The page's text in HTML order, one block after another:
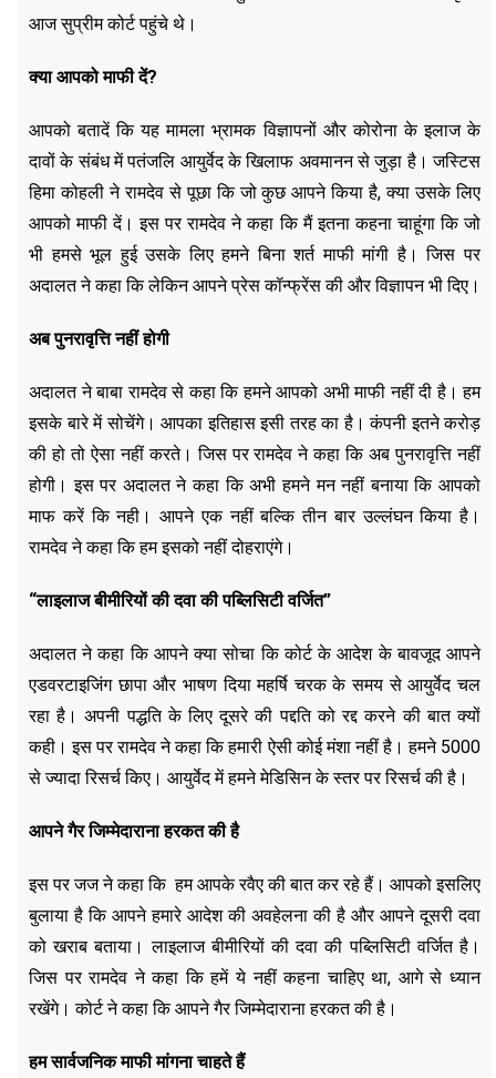
आज सुप्रीम कोर्ट पहुंचे थे।
क्या आपको माफी दें?
आपको बतादें कि यह मामला भ्रामक विज्ञापनों और कोरोना के इलाज के
दावों के संबंध में पतंजलि आयुर्वेद के खिलाफ अवमानन से जुड़ा है। जस्टिस
हिमा कोहली ने रामदेव से पूछा कि जो कुछ आपने किया है, क्या उसके लिए
आपको माफी दें। इस पर रामदेव ने कहा कि मैं इतना कहना चाहूंगा कि जो
भी हमसे भूल हुई उसके लिए हमने बिना शर्त माफी मांगी है। जिस पर
अदालत ने कहा कि लेकिन आपने प्रेस कॉन्फ्रेंस की और विज्ञापन भी दिए।
अब पुनरावृत्ति नहीं होगी
अदालत ने बाबा रामदेव से कहा कि हमने आपको अभी माफी नहीं दी है। हम
इसके बारे में सोचेंगे। आपका इतिहास इसी तरह का है। कंपनी इतने करोड़
की हो तो ऐसा नहीं करते। जिस पर रामदेव ने कहा कि अब पुनरावृत्ति नहीं
होगी। इस पर अदालत ने कहा कि अभी हमने मन नहीं बनाया कि आपको
माफ करें कि नही। आपने एक नहीं बल्कि तीन बार उल्लंघन किया है।
रामदेव ने कहा कि हम इसको नहीं दोहराएंगे।
“लाइलाज बीमीरियों की दवा की पब्लिसिटी वर्जित”
अदालत ने कहा कि आपने क्या सोचा कि कोर्ट के आदेश के बावजूद आपने
एडवरटाइजिंग छापा और भाषण दिया महर्षि चरक के समय से आयुर्वेद चल
रहा है। अपनी पद्धति के लिए दूसरे की पद्दति को रद्द करने की बात क्यों
कही। इस पर रामदेव ने कहा कि हमारी ऐसी कोई मंशा नहीं है। हमने 5000
से ज्यादा रिसर्च किए। आयुर्वेद में हमने मेडिसिन के स्तर पर रिसर्च की है।
आपने गैर जिम्मेदाराना हरकत की है
इस पर जज ने कहा कि हम आपके रवैए की बात कर रहे हैं। आपको इसलिए
बुलाया है कि आपने हमारे आदेश की अवहेलना की है और आपने दूसरी दवा
को खराब बताया। लाइलाज बीमीरियों की दवा की पब्लिसिटी वर्जित है।
जिस पर रामदेव ने कहा कि हमें ये नहीं कहना चाहिए था, आगे से ध्यान
रखेंगे। कोर्ट ने कहा कि आपने गैर जिम्मेदाराना हरकत की है।
हम सार्वजनिक माफी मांगना चाहते हैं